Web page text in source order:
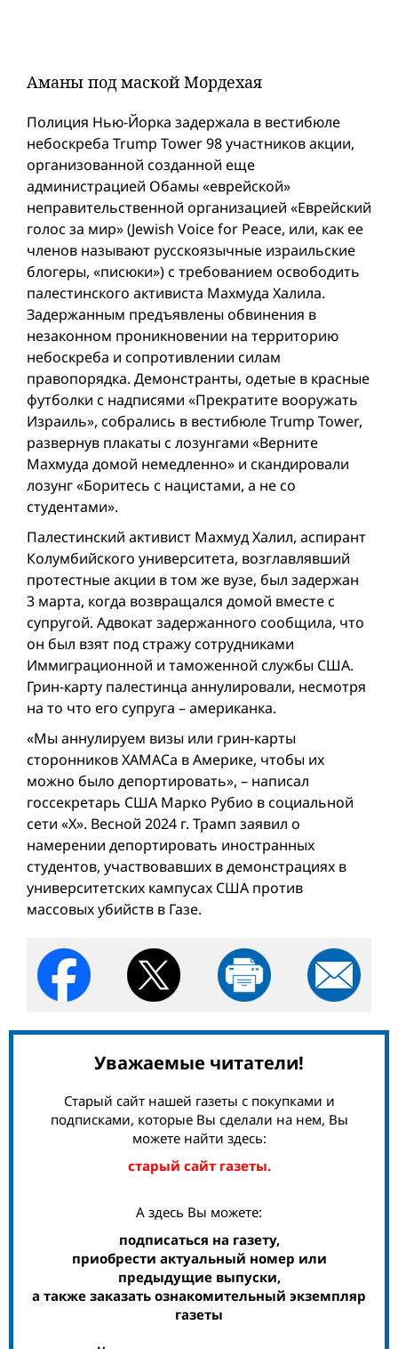
Аманы под маской Мордехая
Полиция Нью-Йорка задержала в вестибюле
небоскреба Trump Tower 98 участников акции,
организованной созданной еще
администрацией Обамы «еврейской»
неправительственной организацией «Еврейский
голос за мир» (Jewish Voice for Peace, или, как ее
членов называют русскоязычные израильские
блогеры, «писюки») с требованием освободить
палестинского активиста Махмуда Халила.
Задержанным предъявлены обвинения в
незаконном проникновении на территорию
небоскреба и сопротивлении силам
правопорядка. Демонстранты, одетые в красные
футболки с надписями «Прекратите вооружать
Израиль», собрались в вестибюле Trump Tower,
развернув плакаты с лозунгами «Верните
Махмуда домой немедленно» и скандировали
лозунг «Боритесь с нацистами, а не со
студентами».
Палестинский активист Махмуд Халил, аспирант
Колумбийского университета, возглавлявший
протестные акции в том же вузе, был задержан
3 марта, когда возвращался домой вместе с
супругой. Адвокат задержанного сообщила, что
он был взят под стражу сотрудниками
Иммиграционной и таможенной службы США.
Грин-карту палестинца аннулировали, несмотря
на то что его супруга – американка.
«Мы аннулируем визы или грин-карты
сторонников ХАМАСа в Америке, чтобы их
можно было депортировать», – написал
госсекретарь США Марко Рубио в социальной
сети «Х». Весной 2024 г. Трамп заявил о
намерении депортировать иностранных
студентов, участвовавших в демонстрациях в
университетских кампусах США против
массовых убийств в Газе.
Уважаемые читатели!
Старый сайт нашей газеты с покупками и
подписками, которые Вы сделали на нем, Вы
можете найти здесь:
старый сайт газеты.
А здесь Вы можете:
подписаться на газету,
приобрести актуальный номер или
предыдущие выпуски,
а также заказать ознакомительный экземпляр
газеты